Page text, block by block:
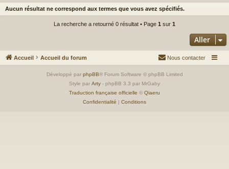
h
e
Aucun résultat ne correspond aux termes que vous avez spécifiés.
La recherche a retourné 0 résultat • Page 1 sur 1
Aller
Accueil Accueil du forum Nous contacter
Développé par phpBB® Forum Software © phpBB Limited
Style par Arty - phpBB 3.3 par MrGaby
Traduction française officielle © Qiaeru
Confidentialité | Conditions